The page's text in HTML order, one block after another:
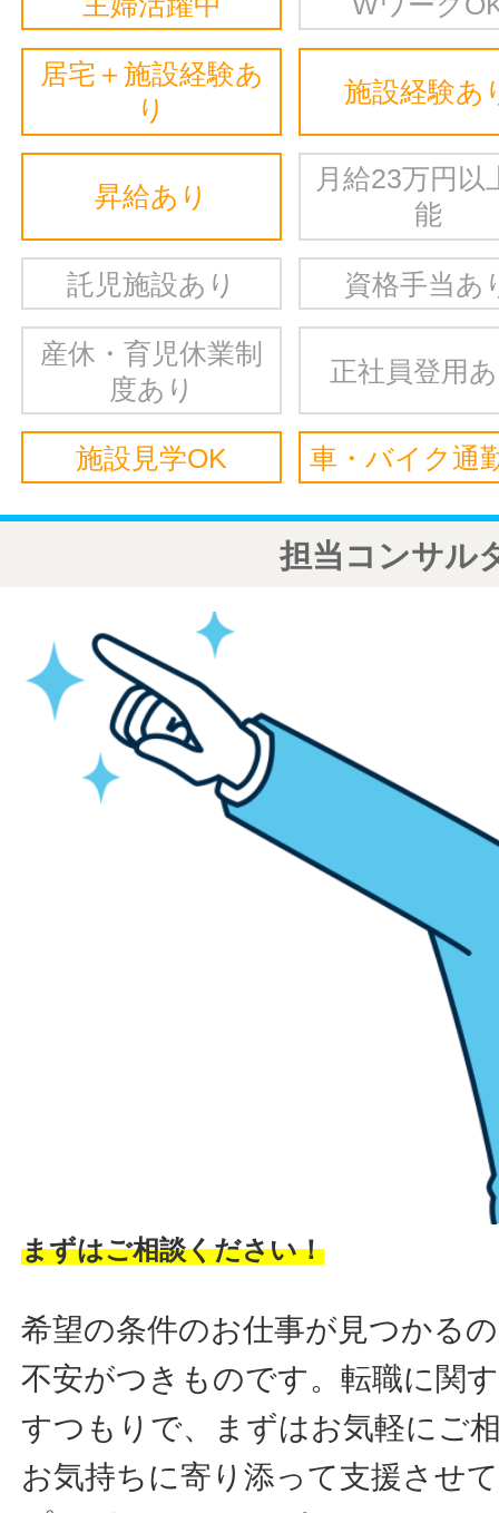
居宅＋施設経験あ
り
施設経験あ
昇給あり
月給23万円以
能
託児施設あり 資格手当あ
産休・育児休業制
度あり
正社員登用
施設見学OK 車・バイク通
担当コンサル
まずはご相談ください！
希望の条件のお仕事が見つかる
不安がつきものです。転職に関
すつもりで、まずはお気軽にご
お気持ちに寄り添って支援させ